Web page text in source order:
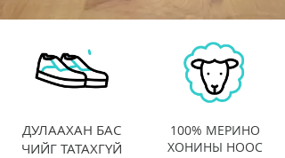
ДУЛААХАН БАС
ЧИЙГ ТАТАХГҮЙ
100% МЕРИНО
ХОНИНЫ НООС